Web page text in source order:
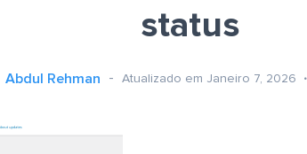
status
Abdul Rehman Atualizado em Janeiro 7, 2026